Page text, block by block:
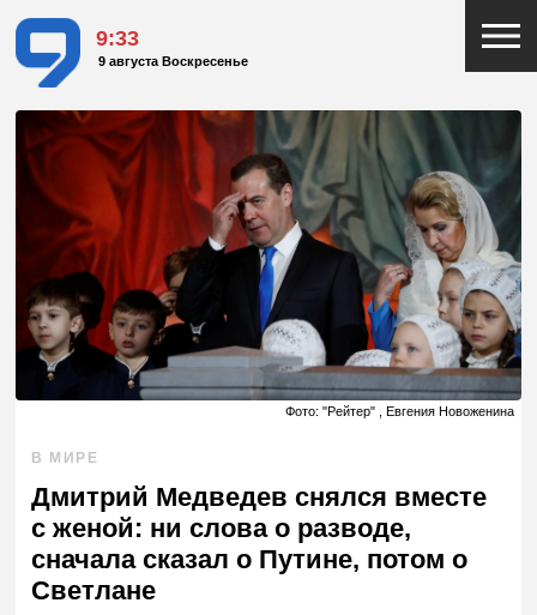
9:33
9 августа Воскресенье
Фото: "Рейтер" , Евгения Новоженина
В МИРЕ
Дмитрий Медведев снялся вместе
с женой: ни слова о разводе,
сначала сказал о Путине, потом о
Светлане